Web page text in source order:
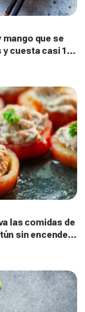
mango que se
y cuesta casi 10
las comidas de
sin encender